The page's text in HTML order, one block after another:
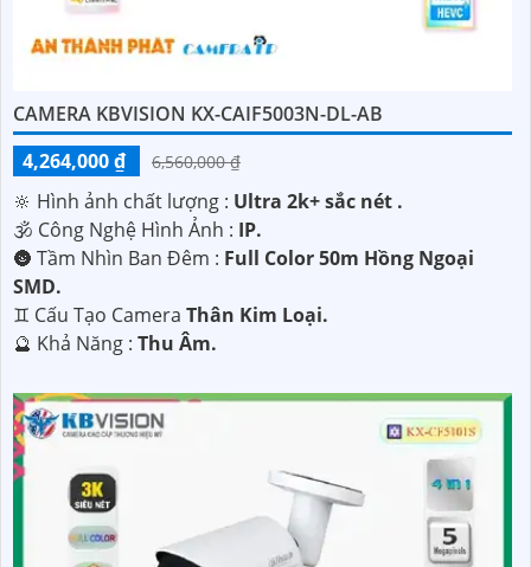
chắn hơn chất lượng sản phẩm và dịch vụ hỗ trợ sau bán
hàng tốt.
CAMERA KBVISION KX-CAIF5003N-DL-AB
4,264,000 ₫
6,560,000 ₫
🔆 Hình ảnh chất lượng : Ultra 2k+ sắc nét .
🕉️ Công Nghệ Hình Ảnh : IP.
🌚 Tầm Nhìn Ban Đêm : Full Color 50m Hồng Ngoại
SMD.
♊ Cấu Tạo Camera Thân Kim Loại.
️🔮 Khả Năng : Thu Âm.